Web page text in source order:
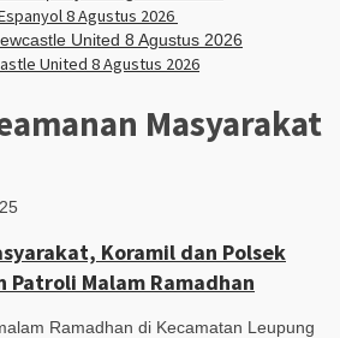
8 Agustus 2026
United 8 Agustus 2026
Masyarakat
Koramil dan Polsek
Patroli Malam Ramadhan
Ramadhan di Kecamatan Leupung